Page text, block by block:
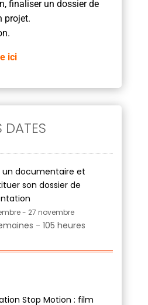
finaliser un dossier de
projet.
ici
DATES
un documentaire et
son dossier de
- 27 novembre
- 105 heures
Stop Motion : film